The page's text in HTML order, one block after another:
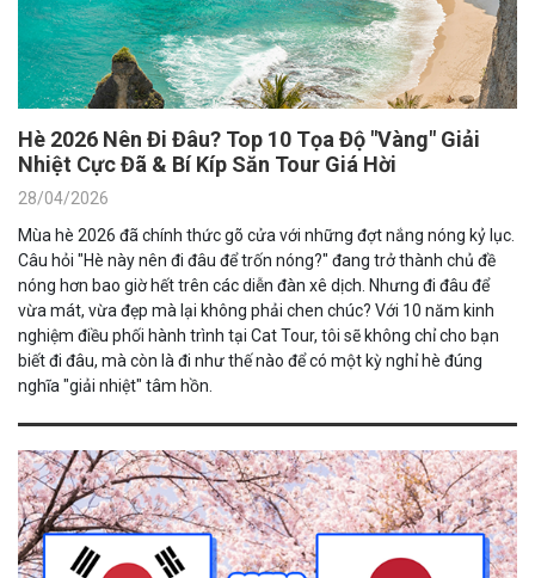
Hè 2026 Nên Đi Đâu? Top 10 Tọa Độ "Vàng" Giải
Nhiệt Cực Đã & Bí Kíp Săn Tour Giá Hời
28/04/2026
Mùa hè 2026 đã chính thức gõ cửa với những đợt nắng nóng kỷ lục.
Câu hỏi "Hè này nên đi đâu để trốn nóng?" đang trở thành chủ đề
nóng hơn bao giờ hết trên các diễn đàn xê dịch. Nhưng đi đâu để
vừa mát, vừa đẹp mà lại không phải chen chúc? Với 10 năm kinh
nghiệm điều phối hành trình tại Cat Tour, tôi sẽ không chỉ cho bạn
biết đi đâu, mà còn là đi như thế nào để có một kỳ nghỉ hè đúng
nghĩa "giải nhiệt" tâm hồn.